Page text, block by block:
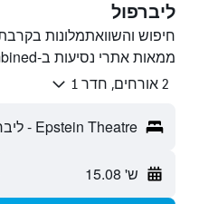
ליברפול
ממאות אתרי נסיעות ב-HotelsCombined.
2 אורחים, חדר 1
Epstein Theatre - ליברפול, אנגליה, בריטניה
ש' 15.08